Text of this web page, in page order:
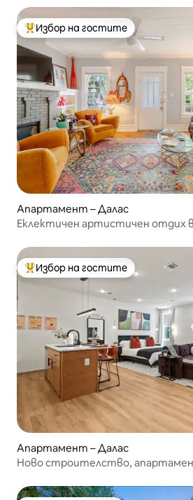
Най-популярен избор на гостите
Избор на гостите
Апартамент – Далас
Еклектичен артистичен отдих
Най-популярен избор на гостите
Избор на гостите
Апартамент – Далас
Ново строителство,